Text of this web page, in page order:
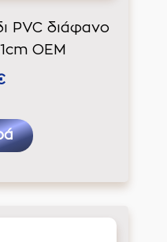
PVC διάφανο
ΟΕΜ